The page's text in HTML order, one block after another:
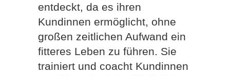
entdeckt, da es ihren
Kundinnen ermöglicht, ohne
großen zeitlichen Aufwand ein
fitteres Leben zu führen. Sie
trainiert und coacht Kundinnen